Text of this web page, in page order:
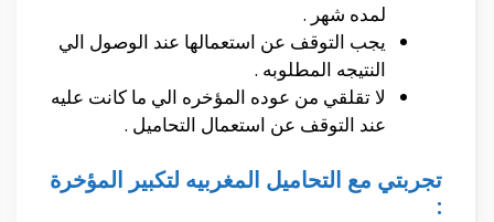
لمده شهر .
يجب التوقف عن استعمالها عند الوصول الي
النتيجه المطلوبه .
لا تقلقي من عوده المؤخره الي ما كانت عليه
عند التوقف عن استعمال التحاميل .
تجربتي مع التحاميل المغربيه لتكبير المؤخرة
: